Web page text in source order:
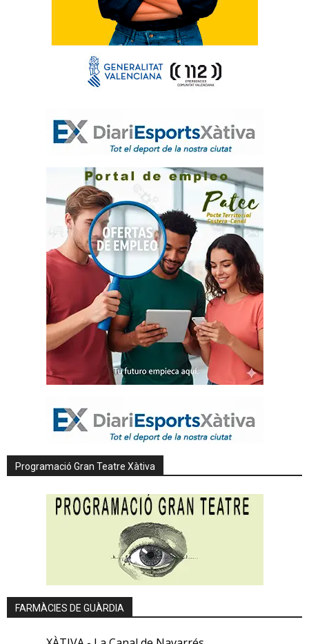
Programació Gran Teatre Xàtiva
FARMÀCIES DE GUÀRDIA